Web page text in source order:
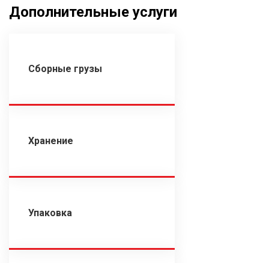
Дополнительные услуги
Сборные грузы
Хранение
Упаковка